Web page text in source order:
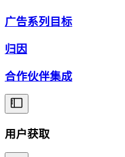
广告系列目标
归因
合作伙伴集成
用户获取